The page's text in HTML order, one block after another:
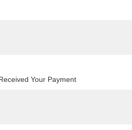
Your Payment